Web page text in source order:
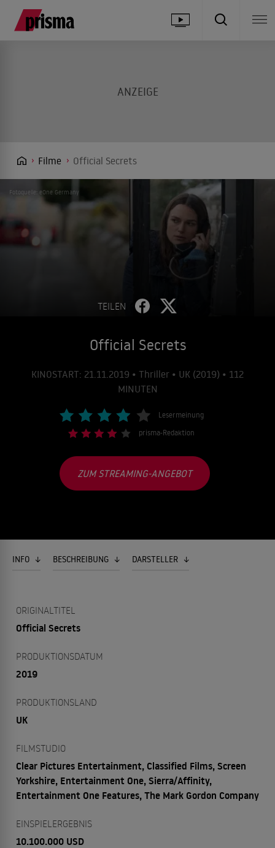
Filme Official Secrets
Fotoquelle: eOne Germany
TEILEN
Official Secrets
KINOSTART: 21.11.2019 • Thriller • UK (2019) • 112
MINUTEN
Lesermeinung
prisma-Redaktion
ZUM STREAMING-ANGEBOT
INFO BESCHREIBUNG DARSTELLER
ORIGINALTITEL
Official Secrets
PRODUKTIONSDATUM
2019
PRODUKTIONSLAND
UK
FILMSTUDIO
Clear Pictures Entertainment, Classified Films, Screen
Yorkshire, Entertainment One, Sierra/Affinity,
Entertainment One Features, The Mark Gordon Company
EINSPIELERGEBNIS
10.100.000 USD